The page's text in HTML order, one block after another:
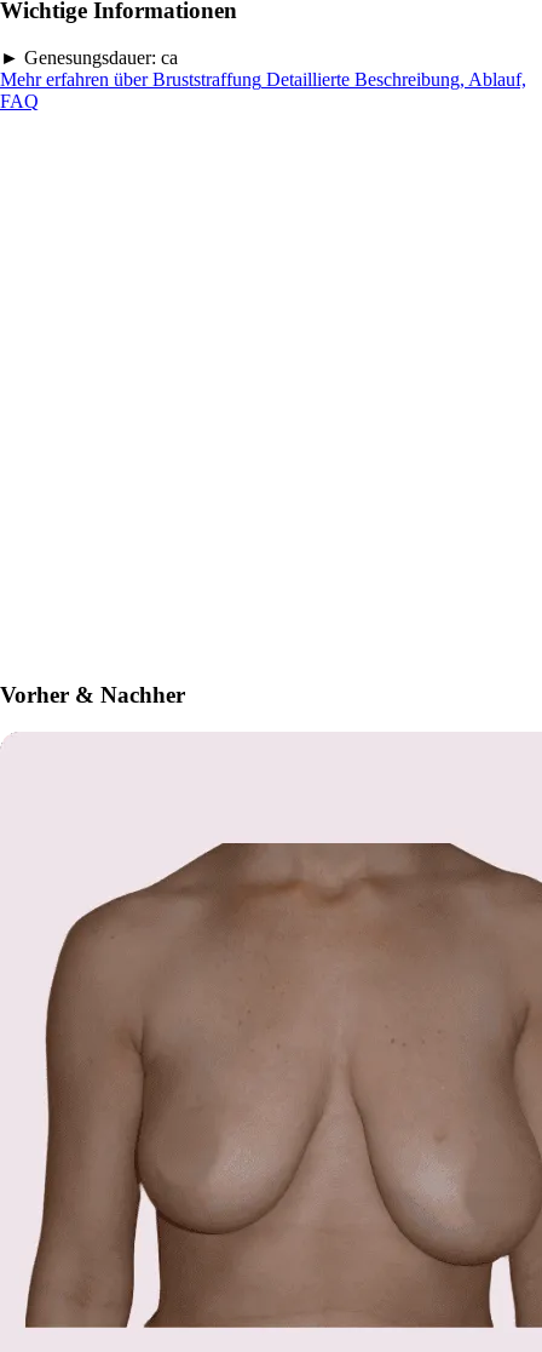
Wichtige Informationen
► Genesungsdauer: ca
Mehr erfahren über Bruststraffung Detaillierte Beschreibung, Ablauf,
FAQ
Vorher & Nachher